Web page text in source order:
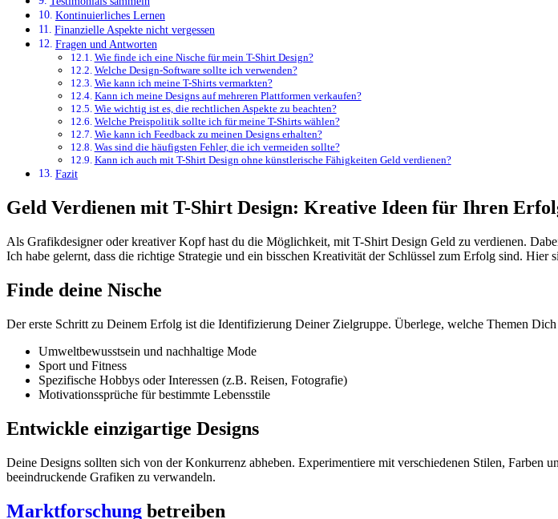
Kontinuierliches Lernen
Finanzielle Aspekte nicht vergessen
Fragen ​und⁣ Antworten
Wie finde ich eine Nische für‍ mein T-Shirt Design?
Welche Design-Software sollte⁤ ich verwenden?
Wie kann ich meine T-Shirts⁢ vermarkten?
Kann ich meine‍ Designs auf ‍mehreren Plattformen verkaufen?
Wie wichtig ist‍ es,⁤ die rechtlichen Aspekte zu beachten?
Welche Preispolitik sollte ich für meine T-Shirts wählen?
Wie kann ich Feedback​ zu ⁣meinen Designs erhalten?
Was‍ sind ⁢die häufigsten Fehler, die ich vermeiden⁣ sollte?
Kann ich auch mit T-Shirt Design ohne künstlerische Fähigkeiten ‍Geld verdienen?
Fazit
Geld Verdienen mit T-Shirt Design: Kreative Ideen ‌für Ihren
Als Grafikdesigner oder kreativer Kopf hast du die Möglichkeit, mit T-Shirt Design Geld zu verdienen.
Ich ​habe gelernt, dass die richtige Strategie und ein bisschen Kreativität der Schlüssel zum Erfolg⁤ sind. Hier
Finde deine Nische
Der erste Schritt zu Deinem Erfolg⁢ ist ​die Identifizierung Deiner ‍Zielgruppe. Überlege, welche Themen
Umweltbewusstsein und nachhaltige Mode
Sport und Fitness
Spezifische Hobbys ⁤oder Interessen (z.B. Reisen, Fotografie)
Motivationssprüche⁢ für ​bestimmte⁣ Lebensstile
Entwickle einzigartige Designs
Deine Designs sollten⁢ sich von der‍ Konkurrenz abheben. Experimentiere ⁣mit verschiedenen Stilen,
⁣beeindruckende Grafiken zu verwandeln.
Marktforschung betreiben